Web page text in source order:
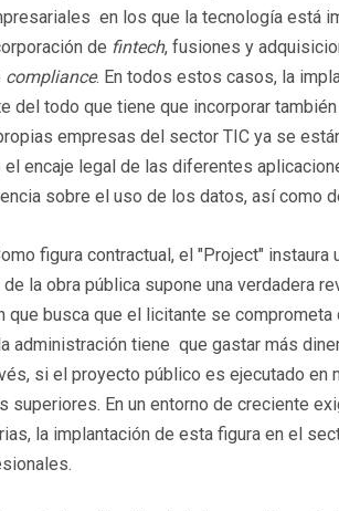
en los que la tecnología está
de fintech, fusiones y
compliance. En todos estos casos, la
del todo que tiene que incorporar
empresas del sector TIC ya se
encaje legal de las diferentes
sobre el uso de los datos, así como
figura contractual, el "Project"
la obra pública supone una verdadera
que busca que el licitante se
administración tiene que gastar más
si el proyecto público es ejecutado
superiores. En un entorno de creciente
la implantación de esta figura en el